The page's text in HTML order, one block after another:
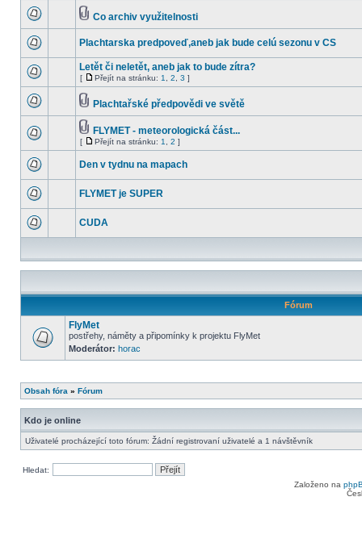
Co archiv využitelnosti
Plachtarska predpoveď,aneb jak bude celú sezonu v CS
Letět či neletět, aneb jak to bude zítra?
[ Přejít na stránku: 1 2 3 ]
Plachtařské předpovědi ve světě
FLYMET - meteorologická část...
[ Přejít na stránku: 1 2 ]
Den v tydnu na mapach
FLYMET je SUPER
CUDA
Fórum
FlyMet
postřehy, náměty a připomínky k projektu FlyMet
Moderátor: horac
Obsah fóra » Fórum
Kdo je online
Uživatelé procházející toto fórum: Žádní registrovaní uživatelé a 1 návštěvník
Hledat:
Založeno na